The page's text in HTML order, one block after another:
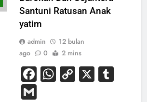
Santuni Ratusan Anak
yatim
admin
12 bulan
ago
0 2 mins
Facebook
WhatsApp
Copy
X
Gmail